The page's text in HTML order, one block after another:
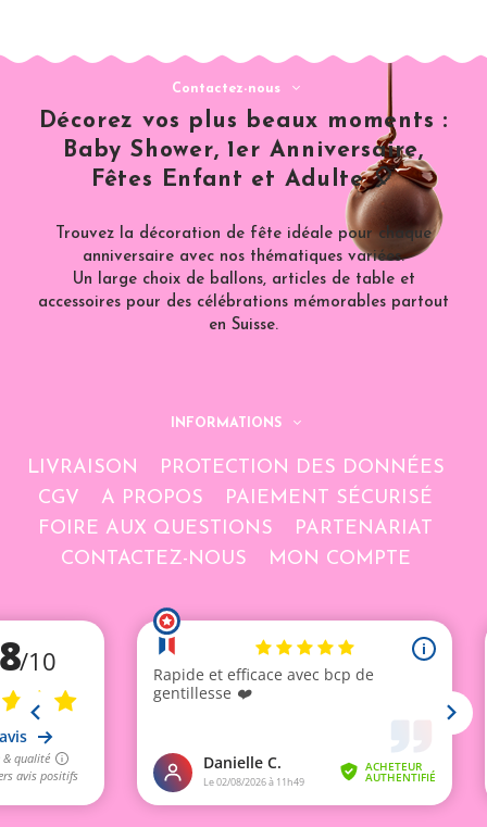
Contactez-nous
Décorez vos plus beaux moments :
Baby Shower, 1er Anniversaire,
Fêtes Enfant et Adulte 🎈
Trouvez la décoration de fête idéale pour chaque
anniversaire avec nos thématiques variées.
Un large choix de ballons, articles de table et
accessoires pour des célébrations mémorables partout
en Suisse.
INFORMATIONS
LIVRAISON
PROTECTION DES DONNÉES
CGV
A PROPOS
PAIEMENT SÉCURISÉ
FOIRE AUX QUESTIONS
PARTENARIAT
CONTACTEZ-NOUS
MON COMPTE